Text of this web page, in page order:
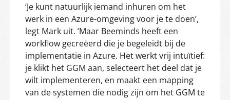
‘Je kunt natuurlijk iemand inhuren om het
werk in een Azure-omgeving voor je te doen’,
legt Mark uit. ‘Maar Beeminds heeft een
workflow gecreëerd die je begeleidt bij de
implementatie in Azure. Het werkt vrij intuïtief:
je klikt het GGM aan, selecteert het deel dat je
wilt implementeren, en maakt een mapping
van de systemen die nodig zijn om het GGM te